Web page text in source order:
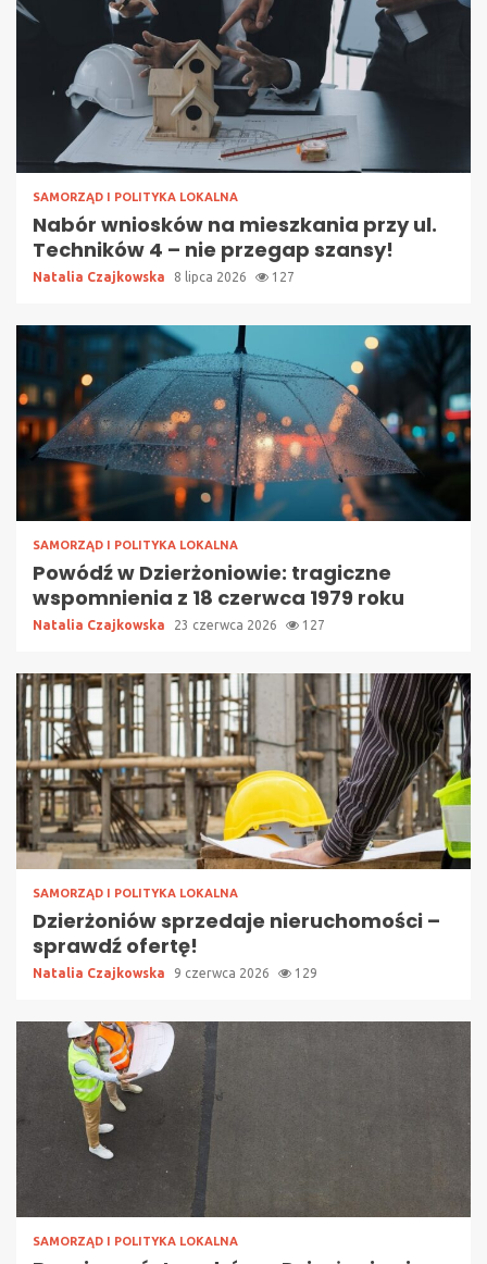
SAMORZĄD I POLITYKA LOKALNA
Nabór wniosków na mieszkania przy ul.
Techników 4 – nie przegap szansy!
Natalia Czajkowska 8 lipca 2026 127
SAMORZĄD I POLITYKA LOKALNA
Powódź w Dzierżoniowie: tragiczne
wspomnienia z 18 czerwca 1979 roku
Natalia Czajkowska 23 czerwca 2026 127
SAMORZĄD I POLITYKA LOKALNA
Dzierżoniów sprzedaje nieruchomości –
sprawdź ofertę!
Natalia Czajkowska 9 czerwca 2026 129
SAMORZĄD I POLITYKA LOKALNA